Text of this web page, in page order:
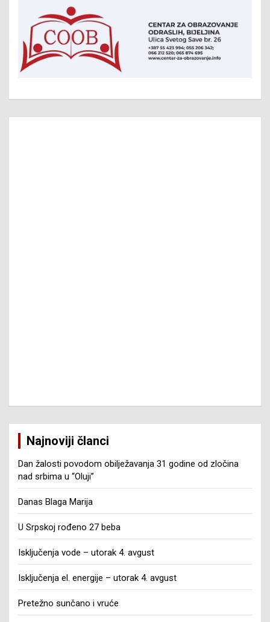
Najnoviji članci
Dan žalosti povodom obilježavanja 31 godine od zločina
nad srbima u “Oluji”
Danas Blaga Marija
U Srpskoj rođeno 27 beba
Isključenja vode – utorak 4. avgust
Isključenja el. energije – utorak 4. avgust
Pretežno sunčano i vruće